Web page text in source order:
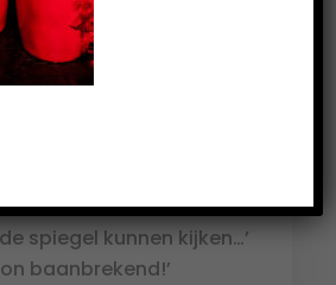
dan had ik zonder
spiegel kunnen kijken…’
baanbrekend!’